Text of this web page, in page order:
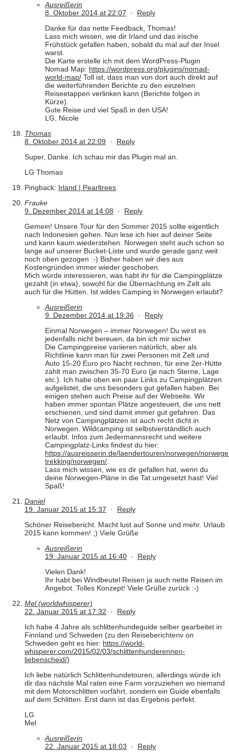
Ausreißerin
8. Oktober 2014 at 22:07 · Reply
Danke für das nette Feedback, Thomas!
Lass mich wissen, wie dir Irland und das irische
Frühstück gefallen haben, sobald du mal auf der Insel
warst.
Die Karte erstelle ich mit dem WordPress-Plugin
Nomad Map: https://wordpress.org/plugins/nomad-
world-map/ Toll ist, dass man von dort auch direkt auf
die weiterführenden Berichte zu den einzelnen
Reiseetappen verlinken kann (Berichte folgen in
Kürze).
Gute Reise und viel Spaß in den USA!
LG, Nicole
Thomas
8. Oktober 2014 at 22:09 · Reply
Super, Danke. Ich schau mir das Plugin mal an.
LG Thomas
Pingback: Irland | Pearltrees
Frauke
9. Dezember 2014 at 14:08 · Reply
Gemein! Unsere Tour für den Sommer 2015 sollte eigentlich
nach Indonesien gehen. Nun lese ich hier auf deiner Seite
und kann kaum wiederstehen. Norwegen steht auch schon so
lange auf unserer Bucket-Liste und wurde gerade ganz weit
noch oben gezogen :-) Bisher haben wir dies aus
Kostengründen immer wieder geschoben.
Mich würde interessieren, was habt ihr für die Campingplätze
gezahlt (in etwa), sowohl für die Übernachtung im Zelt als
auch für die Hütten. Ist wildes Camping in Norwegen erlaubt?
Ausreißerin
9. Dezember 2014 at 19:36 · Reply
Einmal Norwegen – immer Norwegen! Du wirst es
jedenfalls nicht bereuen, da bin ich mir sicher.
Die Campingpreise variieren natürlich, aber als
Richtlinie kann man für zwei Personen mit Zelt und
Auto 15-20 Euro pro Nacht rechnen, für eine 2er-Hütte
zahlt man zwischen 35-70 Euro (je nach Sterne, Lage
etc.). Ich habe oben ein paar Links zu Campingplätzen
aufgelistet, die uns besonders gut gefallen haben. Bei
einigen stehen auch Preise auf der Webseite. Wir
haben immer spontan Plätze angesteuert, die uns nett
erschienen, und sind damit immer gut gefahren. Das
Netz von Campingplätzen ist auch recht dicht in
Norwegen. Wildcamping ist selbstverständlich auch
erlaubt. Infos zum Jedermannsrecht und weitere
Campingplatz-Links findest du hier:
https://ausreisserin.de/laendertouren/norwegen/
trekking/norwegen/.
Lass mich wissen, wie es dir gefallen hat, wenn du
deine Norwegen-Pläne in die Tat umgesetzt hast! Viel
Spaß!
Daniel
19. Januar 2015 at 15:37 · Reply
Schöner Reisebericht. Macht lust auf Sonne und mehr. Urlaub
2015 kann kommen! ;) Viele Grüße
Ausreißerin
19. Januar 2015 at 16:40 · Reply
Vielen Dank!
Ihr habt bei Windbeutel Reisen ja auch nette Reisen im
Angebot. Tolles Konzept! Viele Grüße zurück :-)
Mel (worldwhisperer)
22. Januar 2015 at 17:32 · Reply
Ich habe 4 Jahre als schlittenhundeguide selber gearbeitet in
Finnland und Schweden (zu den Reiseberichtenv on
Schweden geht es hier: https://world-
whisperer.com/2015/02/03/schlittenhunderennen-
liebenscheid/)
Ich liebe natürlich Schlittenhundetouren, allerdings würde ich
dir das nächste Mal raten eine Farm vorzuziehen wo niemand
mit dem Motorschlitten vorfährt, sondern ein Guide ebenfalls
auf dem Schlitten. Erst dann ist das Ergebnis perfekt.
LG
Mel
Ausreißerin
22. Januar 2015 at 18:03 · Reply